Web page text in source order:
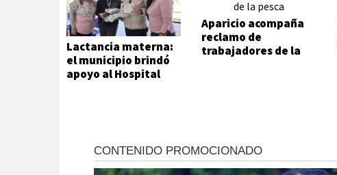
Lactancia materna:
el municipio brindó
apoyo al Hospital
Aparicio acompaña
reclamo de
trabajadores de la